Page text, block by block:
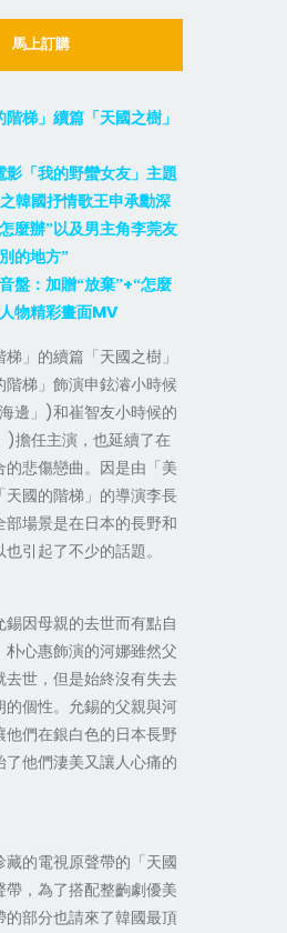
馬上訂購
梯」續篇「天國之樹」
「我的野蠻女友」主題
韓國抒情歌王申承勳深
麼辦”以及男主角李莞友
的地方”
盤：加贈“放棄”+“怎麼
物精彩畫面MV
」的續篇「天國之樹」
階梯」飾演申鉉濬小時候
邊」)和崔智友小時候的
)擔任主演，也延續了在
的悲傷戀曲 。 因是由「美
天國的階梯」的導演李長
部場景是在日本的長野和
也引起了不少的話題。
錫因母親的去世而有點自
朴心惠飾演的河娜雖然父
去世，但是始終沒有失去
的個性。 允錫的父親與河
他們在銀白色的日本長野
了他們淒美又讓人心痛的
藏的電視原聲帶的「天國
帶，為了搭配整齣劇優美
的部分也請來了韓國最頂